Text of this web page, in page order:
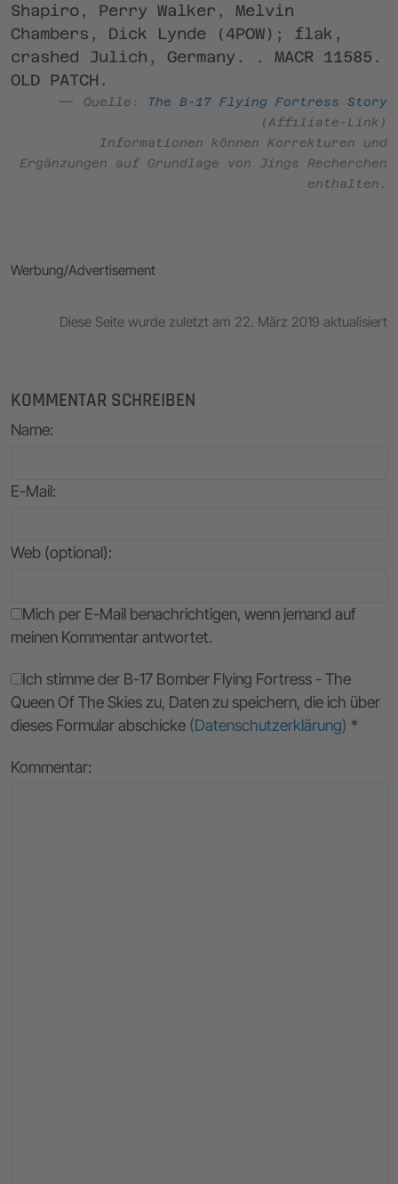
Shapiro, Perry Walker, Melvin
Chambers, Dick Lynde (4POW); flak,
crashed Julich, Germany. . MACR 11585.
OLD PATCH.
Quelle:
The B-17 Flying Fortress Story
(Affiliate-Link)
Informationen können Korrekturen und
Ergänzungen auf Grundlage von Jings Recherchen
enthalten.
Werbung/Advertisement
Diese Seite wurde zuletzt am 22. März 2019 aktualisiert
KOMMENTAR SCHREIBEN
Name:
E-Mail:
Web (optional):
Mich per E-Mail benachrichtigen, wenn jemand auf
meinen Kommentar antwortet.
Ich stimme der B-17 Bomber Flying Fortress - The
Queen Of The Skies zu, Daten zu speichern, die ich über
dieses Formular abschicke (Datenschutzerklärung) *
Kommentar: